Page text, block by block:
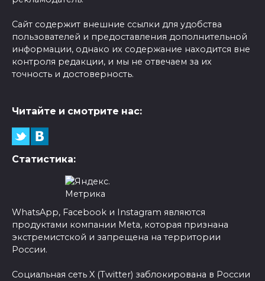
Сайт содержит внешние ссылки для удобства
пользователей и предоставления дополнительной
информации, однако их содержание находится вне
контроля редакции, и мы не отвечаем за их
точность и достоверность.
Читайте и смотрите нас:
Статистика:
WhatsApp, Facebook и Instagram являются
продуктами компании Meta, которая признана
экстремистской и запрещена на территории
России.
Социальная сеть X (Twitter) заблокирована в России